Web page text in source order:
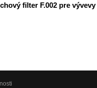
filter F.002 pre vývevy